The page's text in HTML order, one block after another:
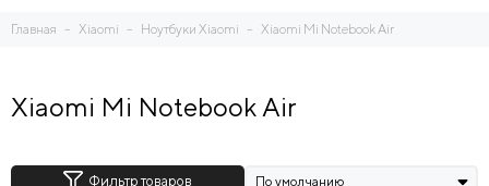
Главная Xiaomi Ноутбуки Xiaomi Xiaomi Mi Notebook Air
Xiaomi Mi Notebook Air
Фильтр товаров